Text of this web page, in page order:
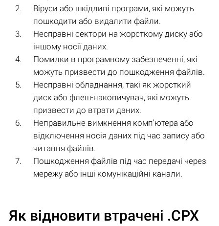
Віруси або шкідливі програми, які можуть
пошкодити або видалити файли.
Несправні сектори на жорсткому диску або
іншому носії даних.
Помилки в програмному забезпеченні, які
можуть призвести до пошкодження файлів.
Несправні обладнання, такі як жорсткий
диск або флеш-накопичувач, які можуть
призвести до втрати даних.
Неправильне вимкнення комп'ютера або
відключення носія даних під час запису або
читання файлів.
Пошкодження файлів під час передачі через
мережу або інші комунікаційні канали.
Як відновити втрачені .CPX